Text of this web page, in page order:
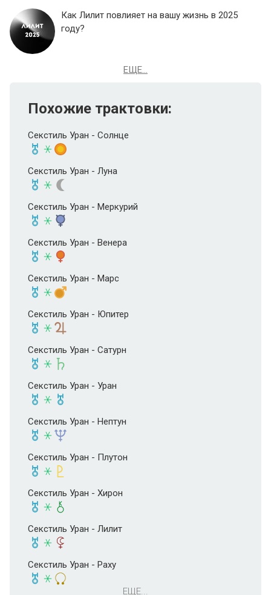
Как Лилит повлияет на вашу жизнь в 2025
году?
ЕЩЕ...
Похожие трактовки:
Секстиль Уран - Солнце
Секстиль Уран - Луна
Секстиль Уран - Меркурий
Секстиль Уран - Венера
Секстиль Уран - Марс
Секстиль Уран - Юпитер
Секстиль Уран - Сатурн
Секстиль Уран - Уран
Секстиль Уран - Нептун
Секстиль Уран - Плутон
Секстиль Уран - Хирон
Секстиль Уран - Лилит
Секстиль Уран - Раху
ЕЩЕ...